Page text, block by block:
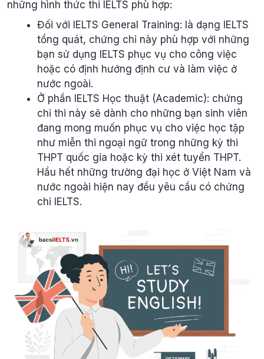
những hình thức thi IELTS phù hợp:
Đối với IELTS General Training: là dạng IELTS
tổng quát, chứng chỉ này phù hợp với những
bạn sử dụng IELTS phục vụ cho công việc
hoặc có định hướng định cư và làm việc ở
nước ngoài.
Ở phần IELTS Học thuật (Academic): chứng
chỉ thi này sẽ dành cho những bạn sinh viên
đang mong muốn phục vụ cho việc học tập
như miễn thi ngoại ngữ trong những kỳ thi
THPT quốc gia hoặc kỳ thi xét tuyển THPT.
Hầu hết những trường đại học ở Việt Nam và
nước ngoài hiện nay đều yêu cầu có chứng
chỉ IELTS.